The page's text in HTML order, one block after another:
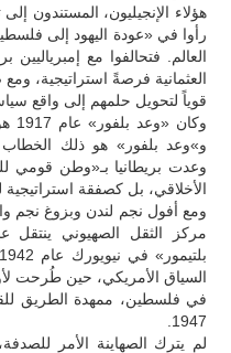
هؤلاء الإنجيليون، المستندون
رأوا في «عودة اليهود إلى
العالم. فتحالفوا مع إمبرياليين
العثمانية فرصةً استراتيجية،
قوياً لتحويل حلمهم إلى واقع
و»وعد بلفور» هو ذلك الخطاب
وعدت بريطانيا بـ«وطن قومي
الأخلاقي، بل كصفقة استراتيجية
ومع أفول نجم لندن وبزوغ نجم
مركز الثقل الصهيوني ينتقل
السياق الأمريكي، حين طُرحت
1947.
لم يترك الصهاينة الأمر